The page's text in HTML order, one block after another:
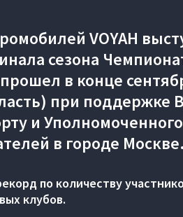
VOYAH
сезона
в конце
при поддержке
и
в городе Москве.
по количеству
клубов.